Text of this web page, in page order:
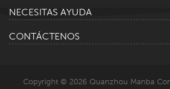
NECESITAS AYUDA
CONTÁCTENOS
Copyright © 2026 Quanzhou Manba